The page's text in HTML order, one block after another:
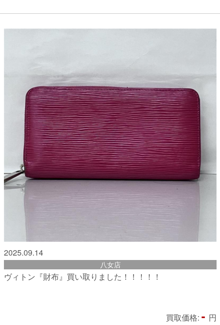
2025.09.14
八女店
ヴィトン『財布』買い取りました！！！！！
買取価格: - 円